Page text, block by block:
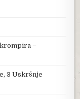
krompira –
3 Uskršnje